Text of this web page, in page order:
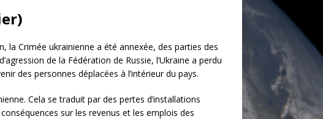
la Crimée ukrainienne a été annexée, des parties des
de la Fédération de Russie, l’Ukraine a perdu
des personnes déplacées à l’intérieur du pays.
Cela se traduit par des pertes d’installations
sur les revenus et les emplois des